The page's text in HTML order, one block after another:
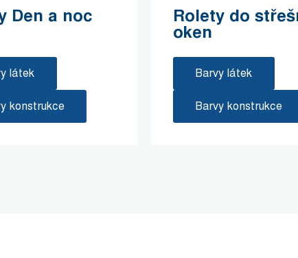
Den a noc
látek
konstrukce
Rolety do
oken
Barvy látek
Barvy konstrukce